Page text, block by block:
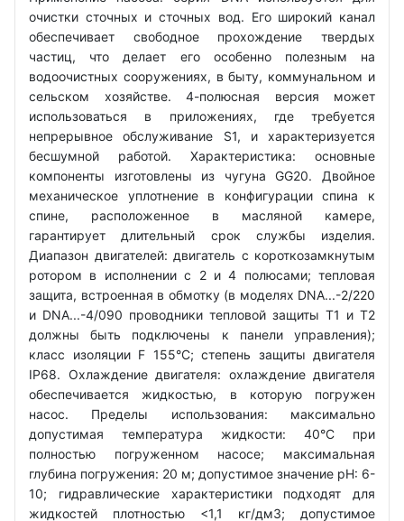
очистки сточных и сточных вод. Его широкий канал
обеспечивает свободное прохождение твердых
частиц, что делает его особенно полезным на
водоочистных сооружениях, в быту, коммунальном и
сельском хозяйстве. 4-полюсная версия может
использоваться в приложениях, где требуется
непрерывное обслуживание S1, и характеризуется
бесшумной работой. Характеристика: основные
компоненты изготовлены из чугуна GG20. Двойное
механическое уплотнение в конфигурации спина к
спине, расположенное в масляной камере,
гарантирует длительный срок службы изделия.
Диапазон двигателей: двигатель с короткозамкнутым
ротором в исполнении с 2 и 4 полюсами; тепловая
защита, встроенная в обмотку (в моделях DNA...-2/220
и DNA...-4/090 проводники тепловой защиты T1 и T2
должны быть подключены к панели управления);
класс изоляции F 155°C; степень защиты двигателя
IP68. Охлаждение двигателя: охлаждение двигателя
обеспечивается жидкостью, в которую погружен
насос. Пределы использования: максимально
допустимая температура жидкости: 40°C при
полностью погруженном насосе; максимальная
глубина погружения: 20 м; допустимое значение рН: 6-
10; гидравлические характеристики подходят для
жидкостей плотностью <1,1 кг/дм3; допустимое